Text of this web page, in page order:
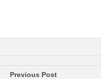
Previous Post